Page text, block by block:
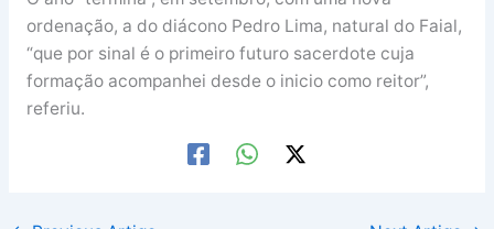
ordenação, a do diácono Pedro Lima, natural do Faial,
“que por sinal é o primeiro futuro sacerdote cuja
formação acompanhei desde o inicio como reitor”,
referiu.